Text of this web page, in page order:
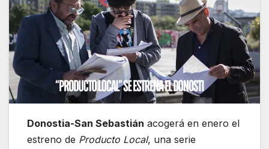
Donostia-San Sebastián acogerá en enero el
estreno de Producto Local, una serie